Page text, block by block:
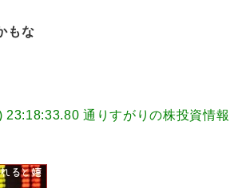
もな
23:18:33.80 通りすがりの株投資情報